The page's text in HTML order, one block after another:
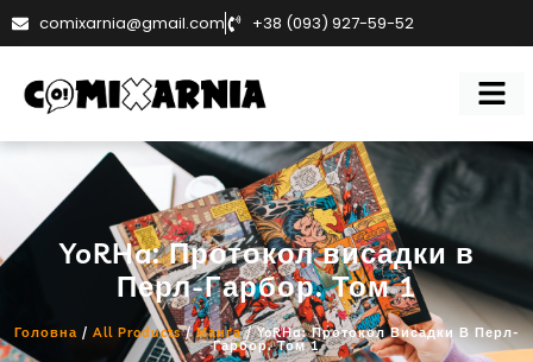
comixarnia@gmail.com +38 (093) 927-59-52
YoRHa: Протокол висадки в
Перл-Гарбор. Том 1
Головна / All Products/Манґа/ YoRHa: Протокол Висадки В Перл-
Гарбор. Том 1